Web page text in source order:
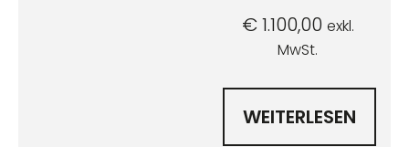
€1.100,00 exkl.
MwSt.
WEITERLESEN